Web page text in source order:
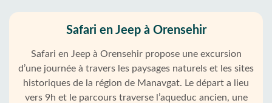
Safari en Jeep à Orensehir
Safari en Jeep à Orensehir propose une excursion
d’une journée à travers les paysages naturels et les sites
historiques de la région de Manavgat. Le départ a lieu
vers 9h et le parcours traverse l’aqueduc ancien, une